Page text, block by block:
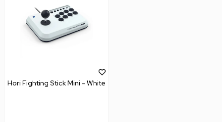
Hori Fighting Stick Mini - White